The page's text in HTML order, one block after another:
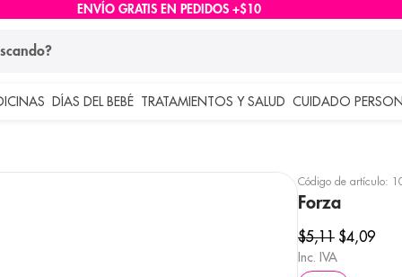
ENVÍO GRATIS EN PEDIDOS +$10
DÍAS DEL BEBÉ TRATAMIENTOS Y SALUD CUIDADO
Código de artículo:
Forza
$5,11 $4,09
Inc. IVA
buscados